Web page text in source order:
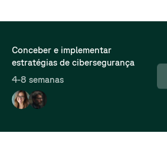
Conceber e desenvolver uma
aplicação Web
10-16 semanas